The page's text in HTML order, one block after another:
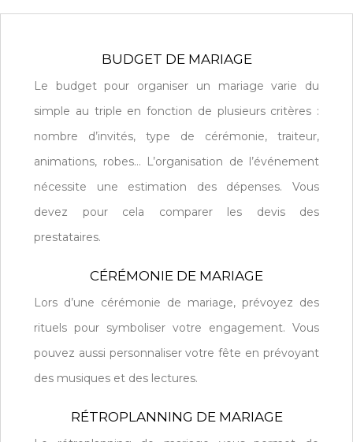
BUDGET DE MARIAGE
Le budget pour organiser un mariage varie du
simple au triple en fonction de plusieurs critères :
nombre d’invités, type de cérémonie, traiteur,
animations, robes… L’organisation de l’événement
nécessite une estimation des dépenses. Vous
devez pour cela comparer les devis des
prestataires.
CÉRÉMONIE DE MARIAGE
Lors d’une cérémonie de mariage, prévoyez des
rituels pour symboliser votre engagement. Vous
pouvez aussi personnaliser votre fête en prévoyant
des musiques et des lectures.
RÉTROPLANNING DE MARIAGE